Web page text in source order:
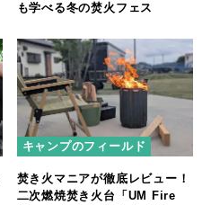
も学べる冬の焚火フェス
キャンプのフィールド
焚き火マニアが徹底レビュー！
二次燃焼焚き火台「UM Fire